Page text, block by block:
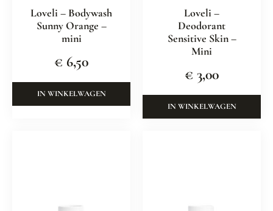
Loveli – Bodywash
Sunny Orange –
mini
€ 6,50
IN WINKELWAGEN
Loveli –
Deodorant
Sensitive Skin –
Mini
€ 3,00
IN WINKELWAGEN